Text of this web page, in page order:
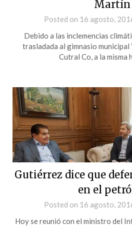
Martín
Posted on 16 agosto,
Debido a las inclemencias
trasladada al gimnasio municipal
Cutral Co, a la misma
Gutiérrez dice que
en el
Posted on 16 agosto,
Hoy se reunió con el ministro del